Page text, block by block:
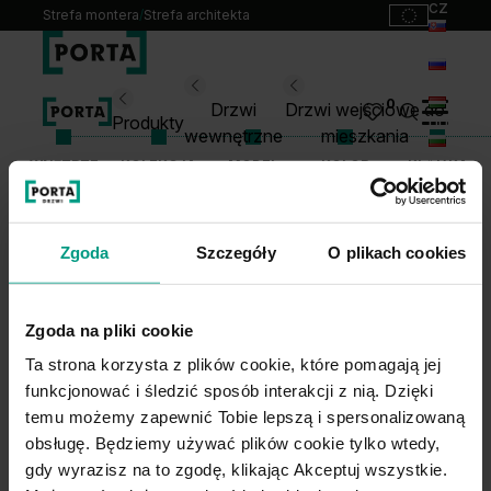
Zgoda Szczegóły O plikach cookies
Zgoda na pliki cookie
Ta strona korzysta z plików cookie, które pomagają jej
funkcjonować i śledzić sposób interakcji z nią. Dzięki
temu możemy zapewnić Tobie lepszą i spersonalizowaną
obsługę. Będziemy używać plików cookie tylko wtedy,
gdy wyrazisz na to zgodę, klikając Akceptuj wszystkie.
Strefa montera/Strefa architekta
cz
hu
bg
lt
Produkty
Drzwi
wewnętrzne
Drzwi wejściowe do
mieszkania
0
Wybierz swoje drzwi
Kontakt
Monterzy
Biuro prasowe
O nas
WNĘTRZE KOLEKCJA MODEL KOLOR KLAMKA
WYBIERZ KOLOR KLAMKI
2 WYBIERZ MODEL I MATERIAŁ KLAMKI